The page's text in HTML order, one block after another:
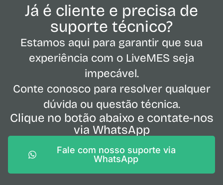
Já é cliente e precisa de
suporte técnico?
Estamos aqui para garantir que sua
experiência com o LiveMES seja
impecável.
Conte conosco para resolver qualquer
dúvida ou questão técnica.
Clique no botão abaixo e contate-nos
via WhatsApp
Fale com nosso suporte via
WhatsApp